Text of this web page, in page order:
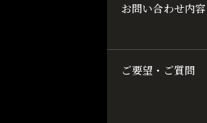
お問い合わせ内容
ご要望・ご質問